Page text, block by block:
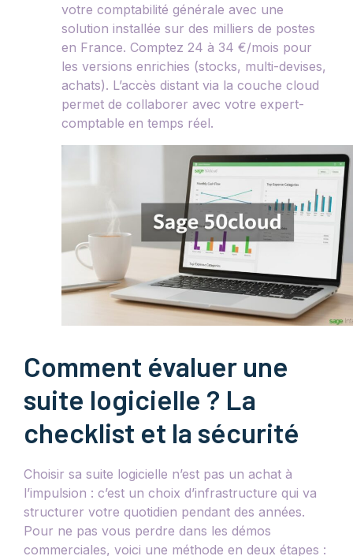
votre comptabilité générale avec une
solution installée sur des milliers de postes
en France. Comptez 24 à 34 €/mois pour
les versions enrichies (stocks, multi-devises,
achats). L’accès distant via la couche cloud
permet de collaborer avec votre expert-
comptable en temps réel.
Comment évaluer une
suite logicielle ? La
checklist et la sécurité
Choisir sa suite logicielle n’est pas un achat à
l’impulsion : c’est un choix d’infrastructure qui va
structurer votre quotidien pendant des années.
Pour ne pas vous perdre dans les démos
commerciales, voici une méthode en deux étapes :